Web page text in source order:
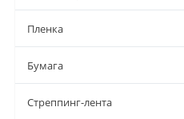
Пленка
Бумага
Стреппинг-лента